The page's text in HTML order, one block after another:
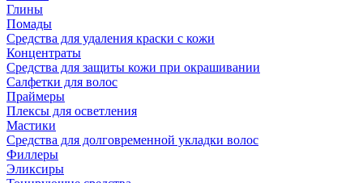
Глины
Помады
Средства для удаления краски с кожи
Концентраты
Средства для защиты кожи при окрашивании
Салфетки для волос
Праймеры
Плексы для осветления
Мастики
Средства для долговременной укладки волос
Филлеры
Эликсиры